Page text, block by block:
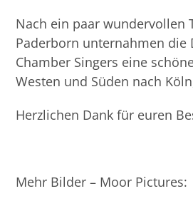
Nach ein paar wundervollen
Paderborn unternahmen die
Chamber Singers eine
Westen und Süden nach
Herzlichen Dank für euren
Mehr Bilder – Moor Pictures: